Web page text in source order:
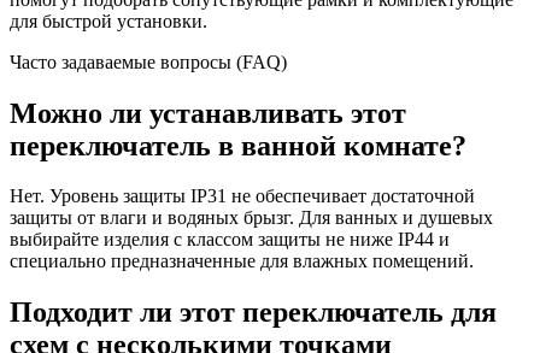
для быстрой установки.
Часто задаваемые вопросы (FAQ)
Можно ли устанавливать этот
переключатель в ванной комнате?
Нет. Уровень защиты IP31 не обеспечивает достаточной
защиты от влаги и водяных брызг. Для ванных и душевых
выбирайте изделия с классом защиты не ниже IP44 и
специально предназначенные для влажных помещений.
Подходит ли этот переключатель для
схем с несколькими точками